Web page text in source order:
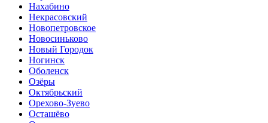
Нахабино
Некрасовский
Новопетровское
Новосиньково
Новый Городок
Ногинск
Оболенск
Озёры
Октябрьский
Орехово-Зуево
Осташёво